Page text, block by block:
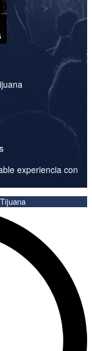
experiencia con
Tijuana